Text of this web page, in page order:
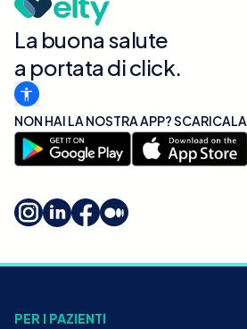
La buona salute
a portata di click.
NON HAI LA NOSTRA APP? SCARICALA
PER I PAZIENTI